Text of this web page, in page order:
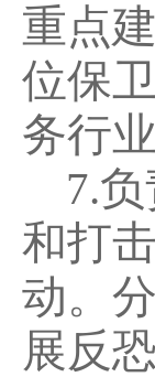
重点
位保
务行
7.
和打
动。
展反